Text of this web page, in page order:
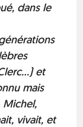
dans le
et
mais
vivait, et